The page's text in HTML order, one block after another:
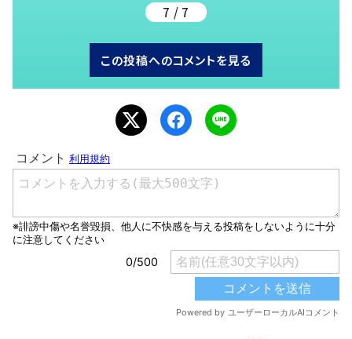
7 / 7
この投稿へのコメントを見る